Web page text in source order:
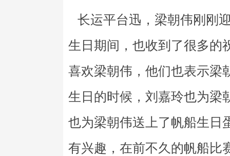
长运平台迅，梁朝伟刚刚
生日期间，也收到了很多的
喜欢梁朝伟，他们也表示梁
生日的时候，刘嘉玲也为梁
也为梁朝伟送上了帆船生日
有兴趣，在前不久的帆船比